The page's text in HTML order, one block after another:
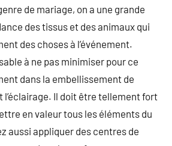
de mariage, on a une grande
des tissus et des animaux qui
des choses à l’événement.
à ne pas minimiser pour ce
dans la embellissement de
l’éclairage. Il doit être tellement fort
en valeur tous les éléments du
aussi appliquer des centres de